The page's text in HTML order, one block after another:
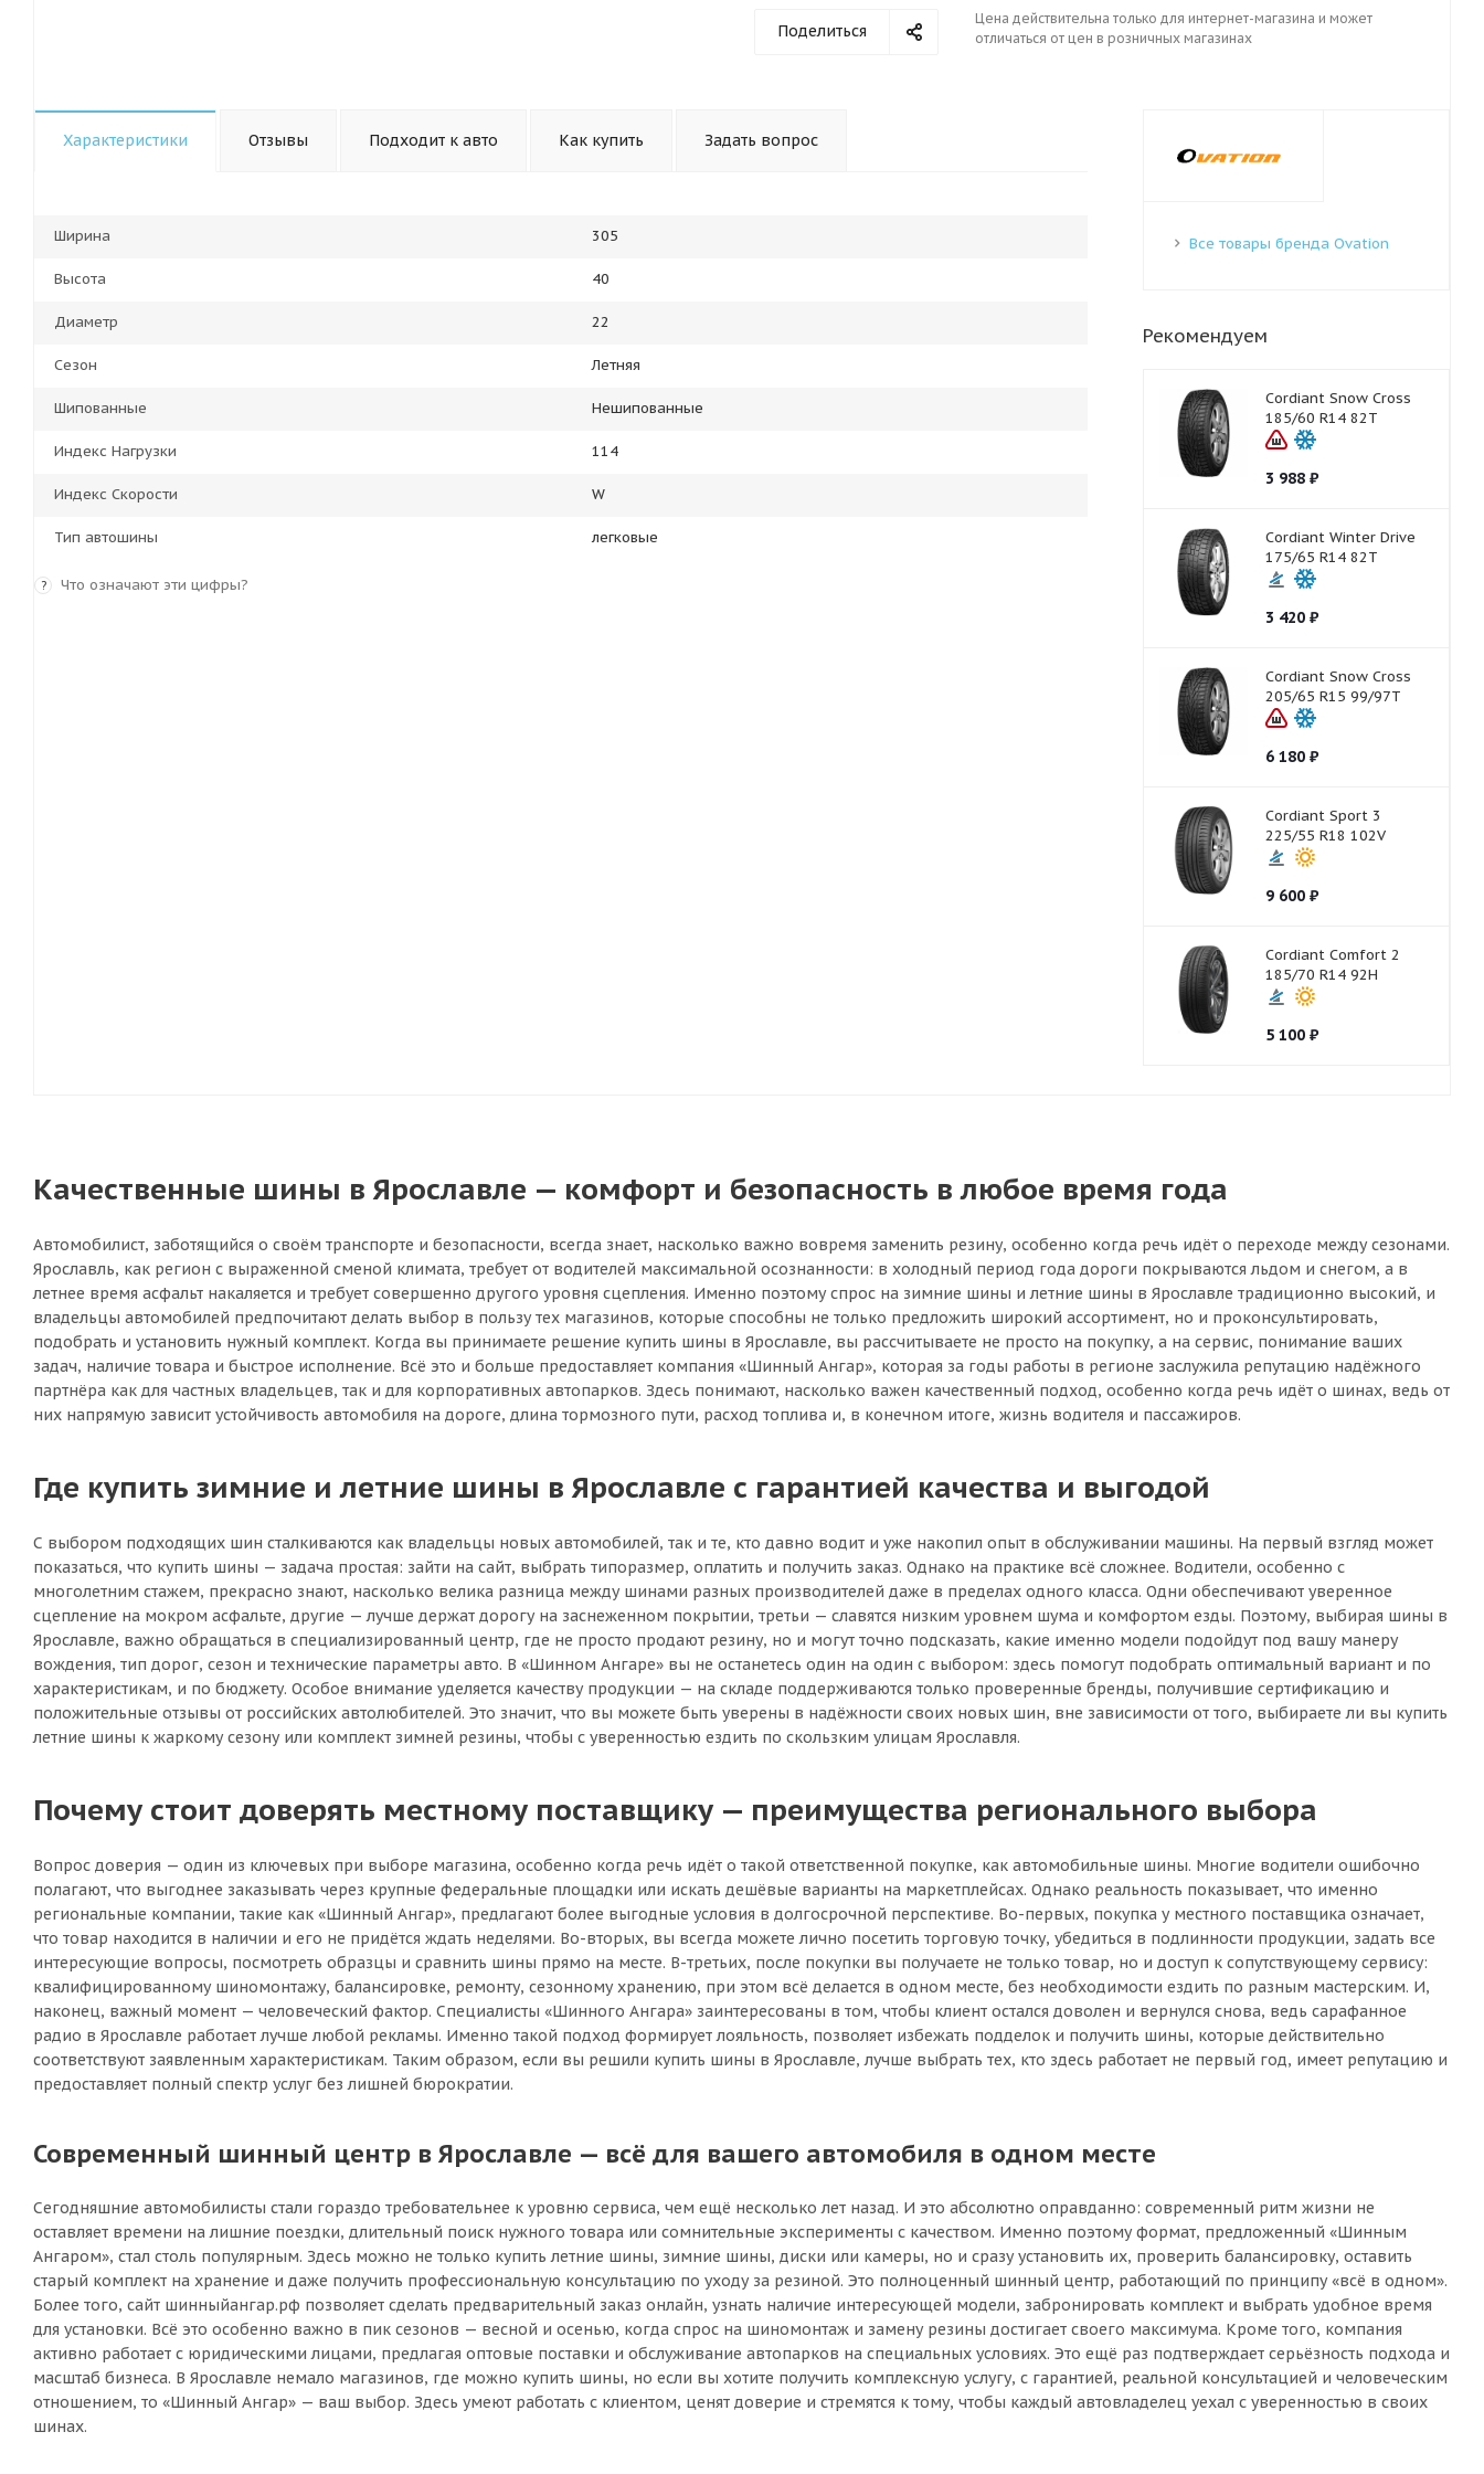
Поделиться
Цена действительна только для интернет-магазина и может
отличаться от цен в розничных магазинах
Характеристики Отзывы Подходит к авто Как купить Задать вопрос
Ширина 305
Высота 40
Диаметр 22
Сезон Летняя
Шипованные Нешипованные
Индекс Нагрузки 114
Индекс Скорости W
Тип автошины легковые
? Что означают эти цифры?
Все товары бренда Ovation
Рекомендуем
Cordiant Snow Cross
185/60 R14 82T
3 988 ₽
Cordiant Winter Drive
175/65 R14 82T
3 420 ₽
Cordiant Snow Cross
205/65 R15 99/97T
6 180 ₽
Cordiant Sport 3
225/55 R18 102V
9 600 ₽
Cordiant Comfort 2
185/70 R14 92H
5 100 ₽
Качественные шины в Ярославле — комфорт и безопасность в любое время года
Автомобилист, заботящийся о своём транспорте и безопасности, всегда знает, насколько важно вовремя заменить резину, особенно когда речь идёт о переходе между сезонами.
Ярославль, как регион с выраженной сменой климата, требует от водителей максимальной осознанности: в холодный период года дороги покрываются льдом и снегом, а в
летнее время асфальт накаляется и требует совершенно другого уровня сцепления. Именно поэтому спрос на зимние шины и летние шины в Ярославле традиционно высокий, и
владельцы автомобилей предпочитают делать выбор в пользу тех магазинов, которые способны не только предложить широкий ассортимент, но и проконсультировать,
подобрать и установить нужный комплект. Когда вы принимаете решение купить шины в Ярославле, вы рассчитываете не просто на покупку, а на сервис, понимание ваших
задач, наличие товара и быстрое исполнение. Всё это и больше предоставляет компания «Шинный Ангар», которая за годы работы в регионе заслужила репутацию надёжного
партнёра как для частных владельцев, так и для корпоративных автопарков. Здесь понимают, насколько важен качественный подход, особенно когда речь идёт о шинах, ведь от
них напрямую зависит устойчивость автомобиля на дороге, длина тормозного пути, расход топлива и, в конечном итоге, жизнь водителя и пассажиров.
Где купить зимние и летние шины в Ярославле с гарантией качества и выгодой
С выбором подходящих шин сталкиваются как владельцы новых автомобилей, так и те, кто давно водит и уже накопил опыт в обслуживании машины. На первый взгляд может
показаться, что купить шины — задача простая: зайти на сайт, выбрать типоразмер, оплатить и получить заказ. Однако на практике всё сложнее. Водители, особенно с
многолетним стажем, прекрасно знают, насколько велика разница между шинами разных производителей даже в пределах одного класса. Одни обеспечивают уверенное
сцепление на мокром асфальте, другие — лучше держат дорогу на заснеженном покрытии, третьи — славятся низким уровнем шума и комфортом езды. Поэтому, выбирая шины в
Ярославле, важно обращаться в специализированный центр, где не просто продают резину, но и могут точно подсказать, какие именно модели подойдут под вашу манеру
вождения, тип дорог, сезон и технические параметры авто. В «Шинном Ангаре» вы не останетесь один на один с выбором: здесь помогут подобрать оптимальный вариант и по
характеристикам, и по бюджету. Особое внимание уделяется качеству продукции — на складе поддерживаются только проверенные бренды, получившие сертификацию и
положительные отзывы от российских автолюбителей. Это значит, что вы можете быть уверены в надёжности своих новых шин, вне зависимости от того, выбираете ли вы купить
летние шины к жаркому сезону или комплект зимней резины, чтобы с уверенностью ездить по скользким улицам Ярославля.
Почему стоит доверять местному поставщику — преимущества регионального выбора
Вопрос доверия — один из ключевых при выборе магазина, особенно когда речь идёт о такой ответственной покупке, как автомобильные шины. Многие водители ошибочно
полагают, что выгоднее заказывать через крупные федеральные площадки или искать дешёвые варианты на маркетплейсах. Однако реальность показывает, что именно
региональные компании, такие как «Шинный Ангар», предлагают более выгодные условия в долгосрочной перспективе. Во-первых, покупка у местного поставщика означает,
что товар находится в наличии и его не придётся ждать неделями. Во-вторых, вы всегда можете лично посетить торговую точку, убедиться в подлинности продукции, задать все
интересующие вопросы, посмотреть образцы и сравнить шины прямо на месте. В-третьих, после покупки вы получаете не только товар, но и доступ к сопутствующему сервису:
квалифицированному шиномонтажу, балансировке, ремонту, сезонному хранению, при этом всё делается в одном месте, без необходимости ездить по разным мастерским. И,
наконец, важный момент — человеческий фактор. Специалисты «Шинного Ангара» заинтересованы в том, чтобы клиент остался доволен и вернулся снова, ведь сарафанное
радио в Ярославле работает лучше любой рекламы. Именно такой подход формирует лояльность, позволяет избежать подделок и получить шины, которые действительно
соответствуют заявленным характеристикам. Таким образом, если вы решили купить шины в Ярославле, лучше выбрать тех, кто здесь работает не первый год, имеет репутацию и
предоставляет полный спектр услуг без лишней бюрократии.
Современный шинный центр в Ярославле — всё для вашего автомобиля в одном месте
Сегодняшние автомобилисты стали гораздо требовательнее к уровню сервиса, чем ещё несколько лет назад. И это абсолютно оправданно: современный ритм жизни не
оставляет времени на лишние поездки, длительный поиск нужного товара или сомнительные эксперименты с качеством. Именно поэтому формат, предложенный «Шинным
Ангаром», стал столь популярным. Здесь можно не только купить летние шины, зимние шины, диски или камеры, но и сразу установить их, проверить балансировку, оставить
старый комплект на хранение и даже получить профессиональную консультацию по уходу за резиной. Это полноценный шинный центр, работающий по принципу «всё в одном».
Более того, сайт шинныйангар.рф позволяет сделать предварительный заказ онлайн, узнать наличие интересующей модели, забронировать комплект и выбрать удобное время
для установки. Всё это особенно важно в пик сезонов — весной и осенью, когда спрос на шиномонтаж и замену резины достигает своего максимума. Кроме того, компания
активно работает с юридическими лицами, предлагая оптовые поставки и обслуживание автопарков на специальных условиях. Это ещё раз подтверждает серьёзность подхода и
масштаб бизнеса. В Ярославле немало магазинов, где можно купить шины, но если вы хотите получить комплексную услугу, с гарантией, реальной консультацией и человеческим
отношением, то «Шинный Ангар» — ваш выбор. Здесь умеют работать с клиентом, ценят доверие и стремятся к тому, чтобы каждый автовладелец уехал с уверенностью в своих
шинах.